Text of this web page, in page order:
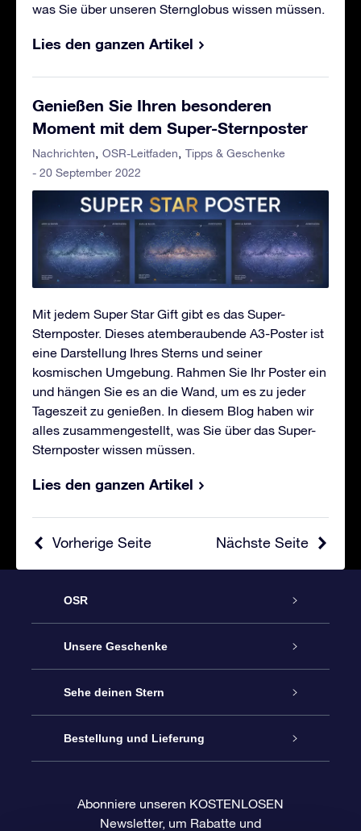
was Sie über unseren Sternglobus wissen müssen.
Lies den ganzen Artikel
Genießen Sie Ihren besonderen
Moment mit dem Super-Sternposter
Nachrichten OSR-Leitfaden
Tipps & Geschenke
- 20 September 2022
Mit jedem Super Star Gift gibt es das Super-
Sternposter. Dieses atemberaubende A3-Poster ist
eine Darstellung Ihres Sterns und seiner
kosmischen Umgebung. Rahmen Sie Ihr Poster ein
und hängen Sie es an die Wand, um es zu jeder
Tageszeit zu genießen. In diesem Blog haben wir
alles zusammengestellt, was Sie über das Super-
Sternposter wissen müssen.
Lies den ganzen Artikel
Nächste Seite
Vorherige Seite
OSR
Service
Kontakt
Blog
Bewertungen
Unsere Geschenke
Sterne schenken
OSR-Geschenkpaket
OSR-Geschenkgutschein
Sehe deinen Stern
Sternregister
Personalisierte Sternseite
Bestellung und Lieferung
Abonniere unseren KOSTENLOSEN
Newsletter, um Rabatte und